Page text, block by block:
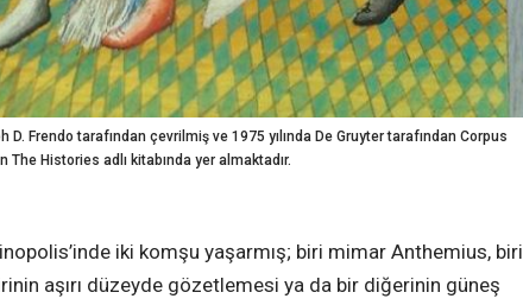
Frendo tarafından çevrilmiş ve 1975 yılında De Gruyter tarafından Corpus
Histories adlı kitabında yer almaktadır.
iki komşu yaşarmış; biri mimar Anthemius, biri
aşırı düzeyde gözetlemesi ya da bir diğerinin güneş